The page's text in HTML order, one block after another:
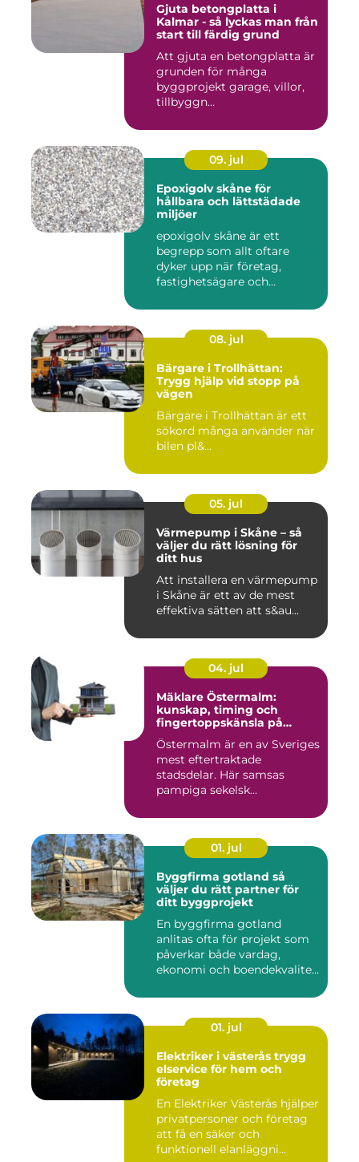
Gjuta betongplatta i
Kalmar - så lyckas man från
start till färdig grund
Att gjuta en betongplatta är
grunden för många
byggprojekt garage, villor,
tillbyggn...
09. jul
Epoxigolv skåne för
hållbara och lättstädade
miljöer
epoxigolv skåne är ett
begrepp som allt oftare
dyker upp när företag,
fastighetsägare och
08. jul
Bärgare i Trollhättan:
Trygg hjälp vid stopp på
vägen
Bärgare i Trollhättan är ett
sökord många använder när
bilen pl&...
05. jul
Värmepump i Skåne – så
väljer du rätt lösning för
ditt hus
Att installera en värmepump
i Skåne är ett av de mest
effektiva sätten att s&au...
04. jul
Mäklare Östermalm:
kunskap, timing och
fingertoppskänsla på
stockholms mest klassiska
adress
Östermalm är en av Sveriges
mest eftertraktade
stadsdelar. Här samsas
pampiga sekelsk...
01. jul
Byggfirma gotland så
väljer du rätt partner för
ditt byggprojekt
En byggfirma gotland
anlitas ofta för projekt som
påverkar både vardag,
ekonomi och boendekvalitet
01. jul
Elektriker i västerås trygg
elservice för hem och
företag
En Elektriker Västerås hjälper
privatpersoner och företag
att få en säker och
funktionell elanläggni...